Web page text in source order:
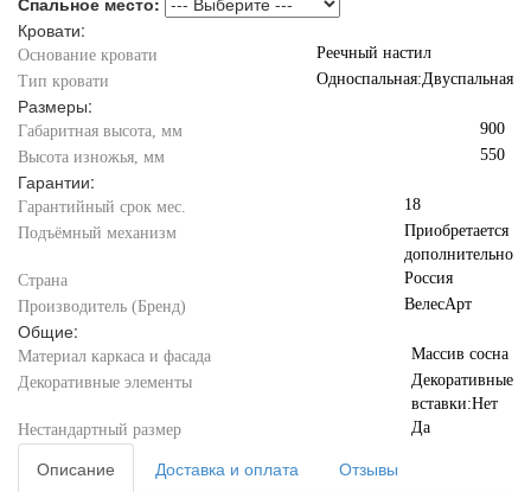
Кровати:
Основание кровати
Реечный настил
Тип кровати
Односпальная:Двуспальная
Размеры:
Габаритная высота, мм
900
Высота изножья, мм
550
Гарантии:
Гарантийный срок мес.
18
Подъёмный механизм
Приобретается
дополнительно
Страна
Россия
Производитель (Бренд)
ВелесАрт
Общие:
Материал каркаса и фасада
Массив сосна
Декоративные элементы
Декоративные
вставки:Нет
Нестандартный размер
Да
Описание Доставка и оплата
Отзывы